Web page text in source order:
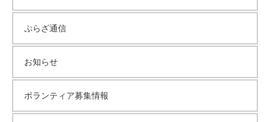
ぷらざ通信
お知らせ
ボランティア募集情報